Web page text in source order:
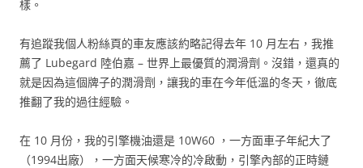
樣。
有追蹤我個人粉絲頁的車友應該約略記得去年 10 月左右，我推
薦了 Lubegard 陸伯嘉 – 世界上最優質的潤滑劑。沒錯，還真的
就是因為這個牌子的潤滑劑，讓我的車在今年低溫的冬天，徹底
推翻了我的過往經驗。
在 10 月份，我的引擎機油還是 10W60 ，一方面車子年紀大了
（1994出廠），一方面天候寒冷的冷啟動，引擎內部的正時鏈